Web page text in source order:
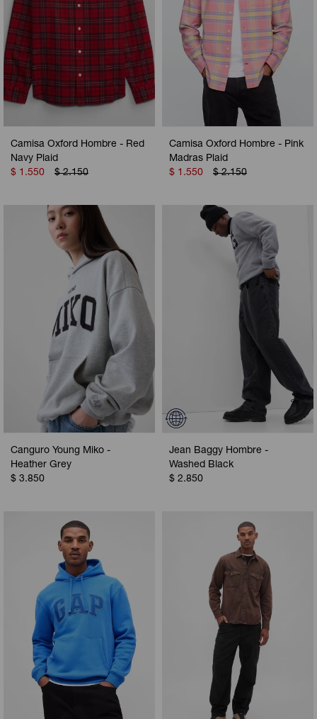
Camisa Oxford Hombre - Red
Navy Plaid
$ 1.550 $ 2.150
Camisa Oxford Hombre - Pink
Madras Plaid
$ 1.550 $ 2.150
Canguro Young Miko -
Heather Grey
$ 3.850
Jean Baggy Hombre -
Washed Black
$ 2.850